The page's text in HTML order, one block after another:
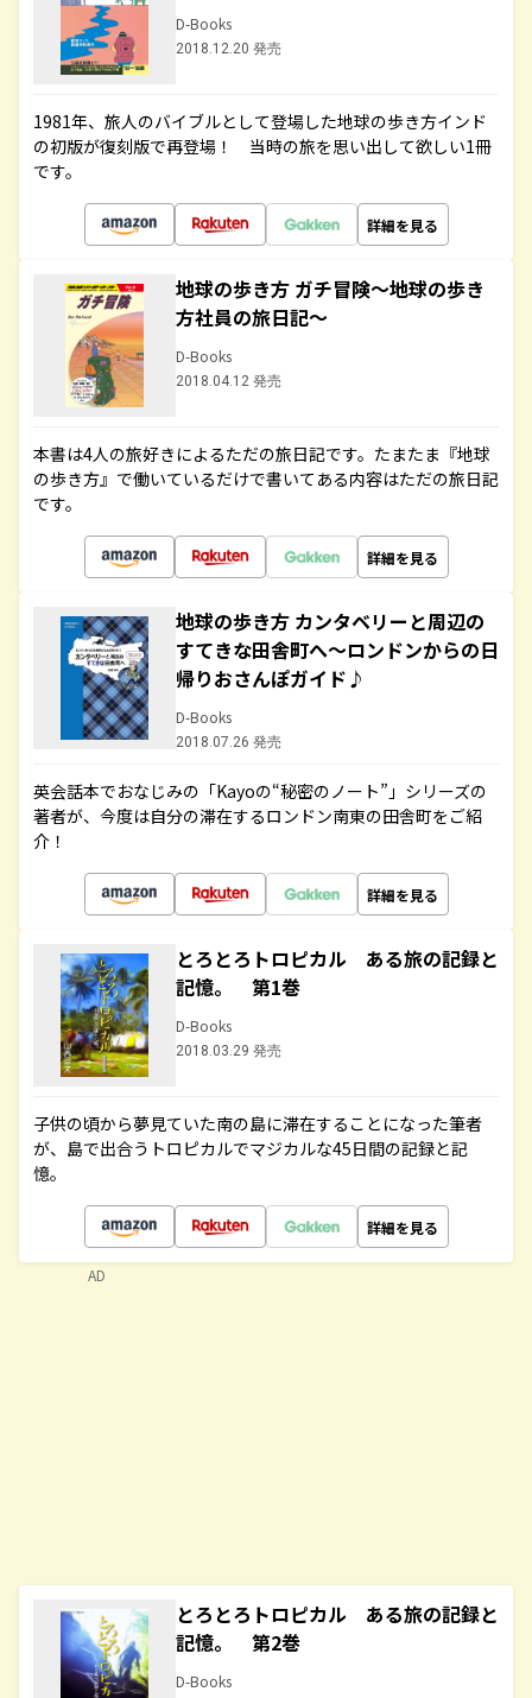
D-Books
2018.12.20 発売
1981年、旅人のバイブルとして登場した地球の歩き方インド
の初版が復刻版で再登場！ 当時の旅を思い出して欲しい1冊
です。
詳細を見る
地球の歩き方 ガチ冒険～地球の歩き
方社員の旅日記～
D-Books
2018.04.12 発売
本書は4人の旅好きによるただの旅日記です。たまたま『地球
の歩き方』で働いているだけで書いてある内容はただの旅日記
です。
詳細を見る
地球の歩き方 カンタベリーと周辺の
すてきな田舎町へ～ロンドンからの日
帰りおさんぽガイド♪
D-Books
2018.07.26 発売
英会話本でおなじみの「Kayoの“秘密のノート”」シリーズの
著者が、今度は自分の滞在するロンドン南東の田舎町をご紹
介！
詳細を見る
とろとろトロピカル ある旅の記録と
記憶。 第1巻
D-Books
2018.03.29 発売
子供の頃から夢見ていた南の島に滞在することになった筆者
が、島で出合うトロピカルでマジカルな45日間の記録と記
憶。
詳細を見る
とろとろトロピカル ある旅の記録と
記憶。 第2巻
D-Books
AD